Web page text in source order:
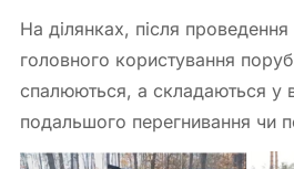
На ділянках, після
головного користування
спалюються, а складаються у
подальшого перегнивання чи